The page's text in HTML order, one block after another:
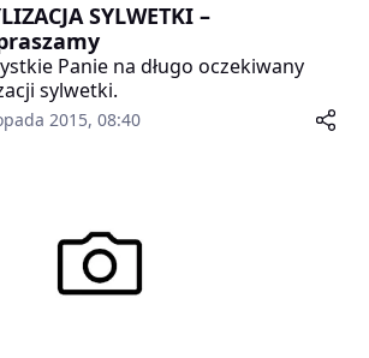
SYLWETKI –
Panie na długo oczekiwany
sylwetki.
2015, 08:40